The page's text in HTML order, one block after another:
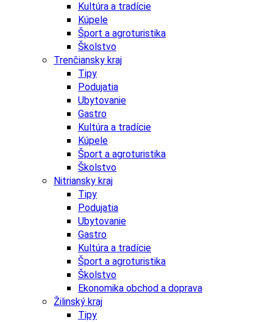
Kultúra a tradície
Kúpele
Šport a agroturistika
Školstvo
Trenčiansky kraj
Tipy
Podujatia
Ubytovanie
Gastro
Kultúra a tradície
Kúpele
Šport a agroturistika
Školstvo
Nitriansky kraj
Tipy
Podujatia
Ubytovanie
Gastro
Kultúra a tradície
Šport a agroturistika
Školstvo
Ekonomika obchod a doprava
Žilinský kraj
Tipy